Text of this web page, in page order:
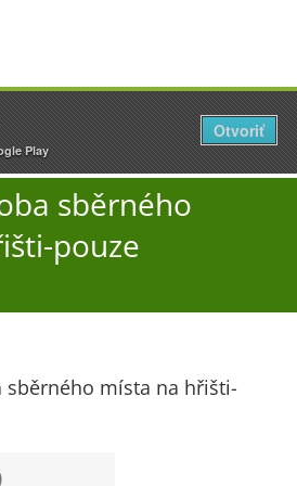
Úřadsběrného
pouze
sběrného místa na hřišti-
Otevřít
Play
Otvoriť